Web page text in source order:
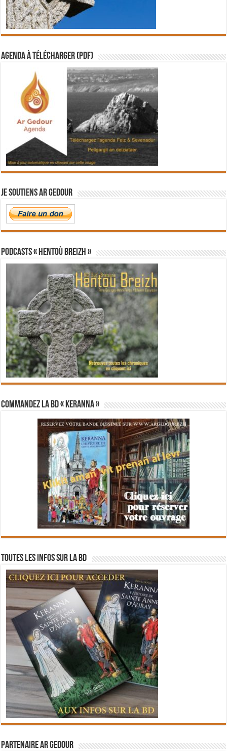
Agenda à télécharger (PDF)
Je soutiens Ar Gedour
PODCASTS « Hentoù Breizh »
Commandez la BD « Keranna »
Toutes les infos sur la BD
Partenaire Ar Gedour